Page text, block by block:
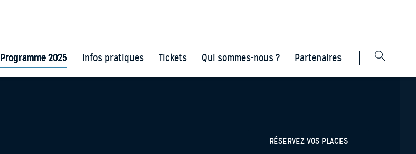
Programme 2025 Infos pratiques Tickets Qui sommes-nous ? Partenaires
RÉSERVEZ VOS PLACES